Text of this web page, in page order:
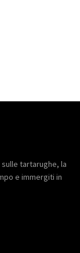
tartarughe, la
e immergiti in